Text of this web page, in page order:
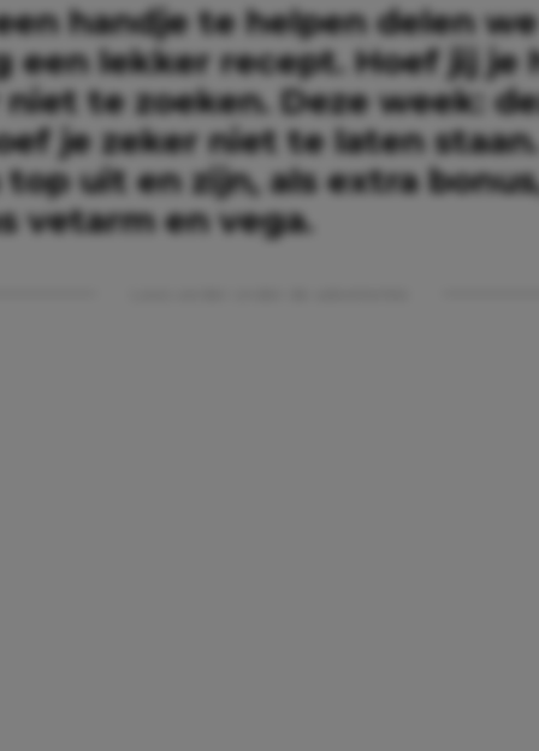
handje te helpen delen
een lekker recept. Hoef jij je
te zoeken. Deze week:
je zeker niet te laten
top uit en zijn, als extra
vetarm en vega.